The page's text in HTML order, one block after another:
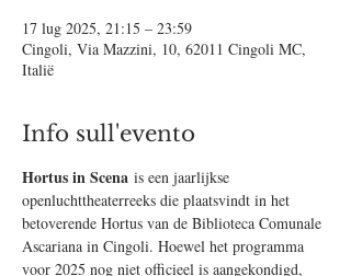
17 lug 2025, 21:15 – 23:59
Cingoli, Via Mazzini, 10, 62011 Cingoli MC,
Italië
Info sull'evento
Hortus in Scena is een jaarlijkse
openluchttheaterreeks die plaatsvindt in het
betoverende Hortus van de Biblioteca Comunale
Ascariana in Cingoli. Hoewel het programma
voor 2025 nog niet officieel is aangekondigd,